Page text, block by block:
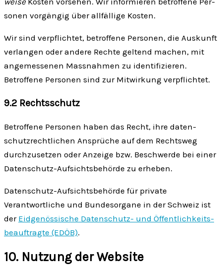
sonen vorgängig über all­fällige Kosten.
Wir sind ver­pflichtet, betroffene Personen, die Auskunft
ver­langen oder andere Rechte geltend machen, mit
angemessenen Mass­nahmen zu identi­fizieren.
Betroffene Personen sind zur Mit­wirkung verpflichtet.
9.2 Rechtsschutz
Betroffene Personen haben das Recht, ihre daten­
schutz­rechtlichen Ansprüche auf dem Recht­sweg
durch­zusetzen oder Anzeige bzw. Beschwerde bei einer
Daten­schutz-Auf­sichts­behörde zu erheben.
Daten­schutz-Aufsichts­behörde für private
Verantwortliche und Bundes­organe in der Schweiz ist
der Eid­genössische Daten­schutz- und Öffentlich­keits­
beauftragte (EDÖB).
10. Nutzung der Website